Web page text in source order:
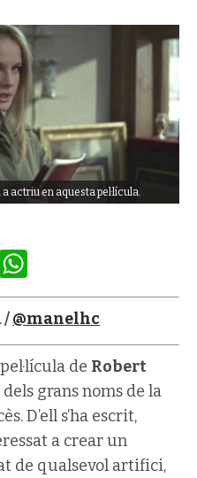
actriu en aquesta pel·lícula.
Telegram
/@manelhc
de Robert
grans noms de la
D’ell s’ha escrit,
a crear un
de qualsevol artifici,